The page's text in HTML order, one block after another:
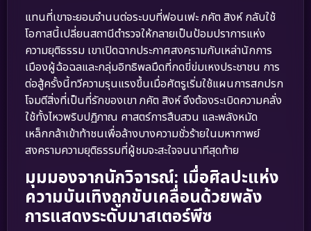
แทนที่เขาจะยอมจำนนต่อระบบที่ฟอนเฟะ ภคัต สิงห์ กลับใช้
โอกาสนี้เปลี่ยนสถานีตำรวจให้กลายเป็นป้อมปราการแห่ง
ความยุติธรรม เขาเปิดฉากประกาศสงครามกับเหล่านักการ
เมืองผู้ฉ้อฉลและกลุ่มอิทธิพลมืดที่กดขี่ข่มเหงประชาชน การ
ต่อสู้ครั้งนี้ทวีความรุนแรงขึ้นเมื่อศัตรูเริ่มใช้แผนการสกปรก
โจมตีสิ่งที่เป็นที่รักของเขา ภคัต สิงห์ จึงต้องระเบิดความคลั่ง
ใช้ทั้งไหวพริบปฏิภาณ ศาสตร์การสืบสวน และพลังหมัด
เหล็กกล้าเข้าท้าชนเพื่อล้างบางความชั่วร้ายในมหากาพย์
สงครามความยุติธรรมที่ผู้ชมจะสะใจจนนาทีสุดท้าย
มุมมองจากนักวิจารณ์: เมื่อศิลปะแห่ง
ความบันเทิงถูกขับเคลื่อนด้วยพลัง
การแสดงระดับมาสเตอร์พีซ